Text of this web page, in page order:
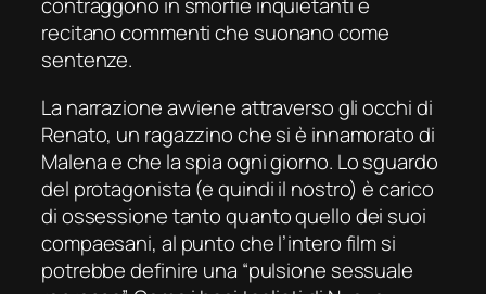
contraggono in smorfie inquietanti e
recitano commenti che suonano come
sentenze.
La narrazione avviene attraverso gli occhi di
Renato, un ragazzino che si è innamorato di
Malena e che la spia ogni giorno. Lo sguardo
del protagonista (e quindi il nostro) ècarico
di ossessionetanto quanto quellodei suoi
compaesani, al punto che l’intero film si
potrebbe definire una “pulsione sessuale